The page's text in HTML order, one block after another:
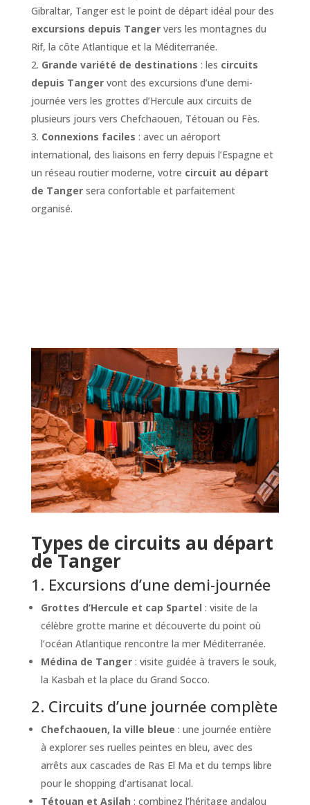
Gibraltar, Tanger est le point de départ idéal pour des
excursions depuis Tangervers les montagnes du
Rif, la côte Atlantique et la Méditerranée.
Grande variété de destinations : les circuits
depuis Tangervont des excursions d’une demi-
journée vers les grottes d’Hercule aux circuits de
plusieurs jours vers Chefchaouen, Tétouan ou Fès.
Connexions faciles : avec un aéroport
international, des liaisons en ferry depuis l’Espagne et
un réseau routier moderne, votre circuit au départ
de Tangersera confortable et parfaitement
organisé.
Types de circuits au départ
de Tanger
1. Excursions d’une demi-journée
Grottes d’Hercule et cap Spartel : visite de la
célèbre grotte marine et découverte du point où
l’océan Atlantique rencontre la mer Méditerranée.
Médina de Tanger: visite guidée à travers le souk,
la Kasbah et la place du Grand Socco.
2. Circuits d’une journée complète
Chefchaouen, la ville bleue : une journée entière
à explorer ses ruelles peintes en bleu, avec des
arrêts aux cascades de Ras El Ma et du temps libre
pour le shopping d’artisanat local.
Tétouan et Asilah : combinez l’héritage andalou